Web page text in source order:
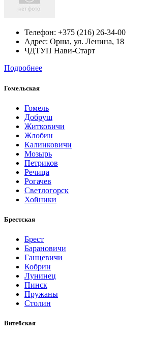
Телефон: +375 (216) 26-34-00
Адрес: Орша, ул. Ленина, 18
ЧДТУП Нави-Старт
Подробнее
Гомельская
Гомель
Добруш
Житковичи
Жлобин
Калинковичи
Мозырь
Петриков
Речица
Рогачев
Светлогорск
Хойники
Брестская
Брест
Барановичи
Ганцевичи
Кобрин
Лунинец
Пинск
Пружаны
Столин
Витебская